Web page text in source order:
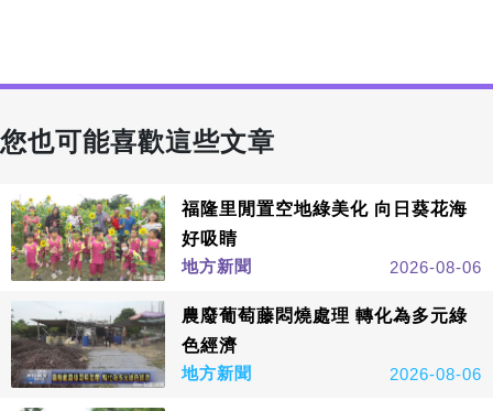
您也可能喜歡這些文章
福隆里閒置空地綠美化 向日葵花海
好吸睛
地方新聞
2026-08-06
農廢葡萄藤悶燒處理 轉化為多元綠
色經濟
地方新聞
2026-08-06